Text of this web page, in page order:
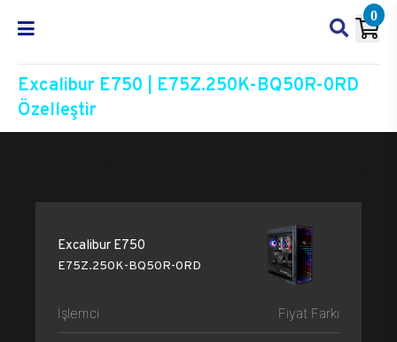
0
Excalibur E750 | E75Z.250K-BQ50R-0RD
Özelleştir
Excalibur E750
E75Z.250K-BQ50R-0RD
İşlemci Fiyat Farkı